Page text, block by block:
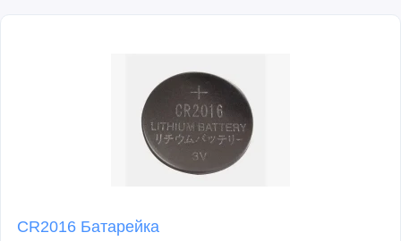
CR2016 Батарейка